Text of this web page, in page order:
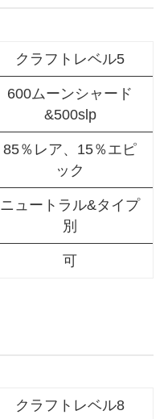
クラフトレベル5
600ムーンシャード
&500slp
85％レア、15％エピ
ック
ニュートラル&タイプ
別
可
クラフトレベル8